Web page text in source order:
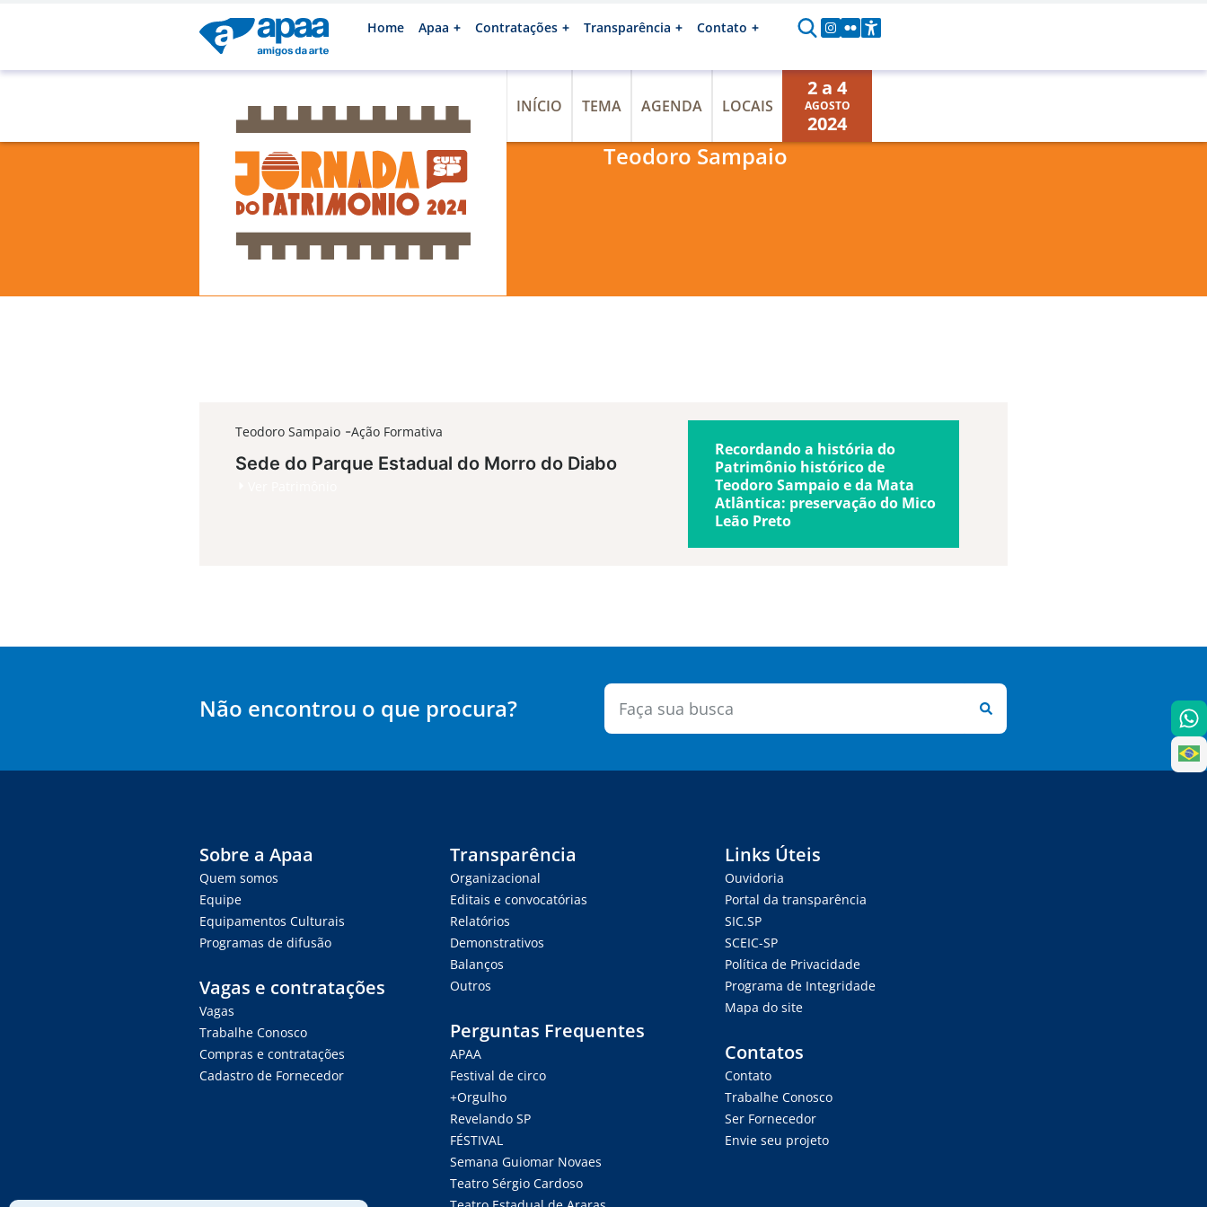
Home Apaa Contratações Transparência Contato
INÍCIO TEMA AGENDA LOCAIS
2 a 4
AGOSTO
2024
Teodoro Sampaio
Teodoro Sampaio -Ação Formativa
Sede do Parque Estadual do Morro do Diabo
Recordando a história do
Patrimônio histórico de
Teodoro Sampaio e da Mata
Atlântica: preservação do Mico
Leão Preto
Não encontrou o que procura?
Sobre a Apaa
Quem somos
Equipe
Equipamentos Culturais
Programas de difusão
Vagas e contratações
Vagas
Trabalhe Conosco
Compras e contratações
Cadastro de Fornecedor
Transparência
Organizacional
Editais e convocatórias
Relatórios
Demonstrativos
Balanços
Outros
Perguntas Frequentes
APAA
Festival de circo
+Orgulho
Revelando SP
FÉSTIVAL
Semana Guiomar Novaes
Teatro Sérgio Cardoso
Links Úteis
Ouvidoria
Portal da transparência
SIC.SP
SCEIC-SP
Política de Privacidade
Programa de Integridade
Mapa do site
Contatos
Contato
Trabalhe Conosco
Ser Fornecedor
Envie seu projeto